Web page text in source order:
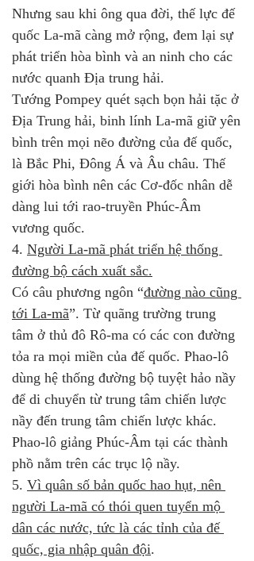
Nhưng sau khi ông qua đời, thế lực đế
quốc La-mã càng mở rộng, đem lại sự
phát triển hòa bình và an ninh cho các
nước quanh Địa trung hải.
Tướng Pompey quét sạch bọn hải tặc ở
Địa Trung hải, binh lính La-mã giữ yên
bình trên mọi nẽo đường của đế quốc,
là Bắc Phi, Đông Á và Âu châu. Thế
giới hòa bình nên các Cơ-đốc nhân dễ
dàng lui tới rao-truyền Phúc-Âm
vương quốc.
4. Người La-mã phát triển hệ thống
đường bộ cách xuất sắc.
Có câu phương ngôn “đường nào cũng
tới La-mã”. Từ quãng trường trung
tâm ở thủ đô Rô-ma có các con đường
tỏa ra mọi miền của đế quốc. Phao-lô
dùng hệ thống đường bộ tuyệt hảo nầy
để di chuyển từ trung tâm chiến lược
nầy đến trung tâm chiến lược khác.
Phao-lô giảng Phúc-Âm tại các thành
phồ nằm trên các trục lộ nầy.
5. Vì quân số bản quốc hao hụt, nên
người La-mã có thói quen tuyển mộ
dân các nước, tức là các tỉnh của đế
quốc, gia nhập quân đội.